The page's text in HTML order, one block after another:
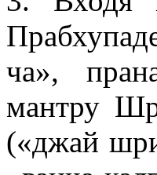
ча»,
мантру
(«джай